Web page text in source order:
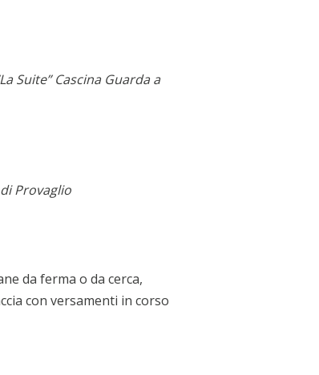
Suite” Cascina Guarda a
Provaglio
da ferma o da cerca,
con versamenti in corso